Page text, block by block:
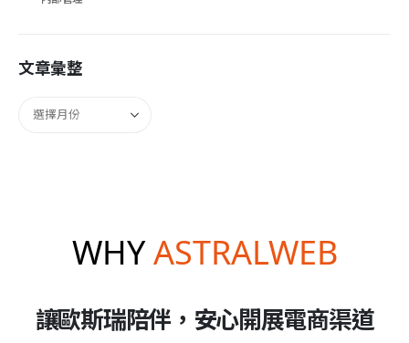
文章彙整
WHYASTRALWEB
讓歐斯瑞陪伴，安心開展電商渠道